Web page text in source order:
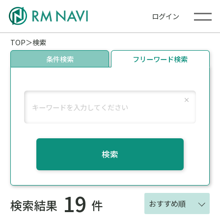
ログイン
TOP
検索
条件検索
フリーワード検索
検索
検索結果 19 件 おすすめ順